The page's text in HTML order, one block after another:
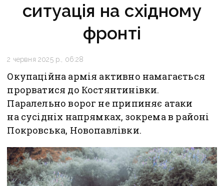
ситуація на східному
фронті
2 червня 2025 р., 06:28
Окупаційна армія активно намагається
прорватися до Костянтинівки.
Паралельно ворог не припиняє атаки
на сусідніх напрямках, зокрема в районі
Покровська, Новопавлівки.